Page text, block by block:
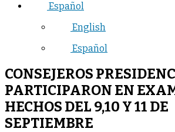
Español
English
Español
CONSEJEROS
PARTICIPARON EN
HECHOS DEL 9,10 Y 11 DE
SEPTIEMBRE